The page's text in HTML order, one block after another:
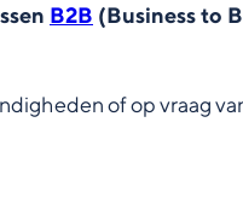
B2B (Business to
of op vraag